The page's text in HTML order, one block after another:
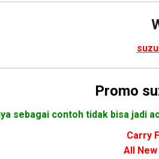
Promo
sebagai contoh tidak bisa jadi
Carry
All